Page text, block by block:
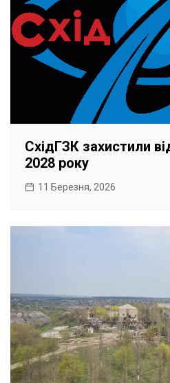
СхідГЗК захистили
2028 року
11 Березня, 2026